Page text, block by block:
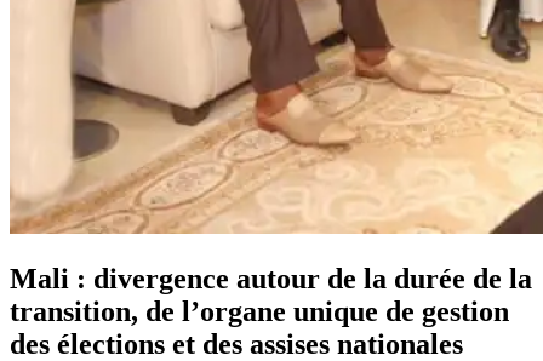
Mali : divergence autour de la durée de la
transition, de l’organe unique de gestion
des élections et des assises nationales